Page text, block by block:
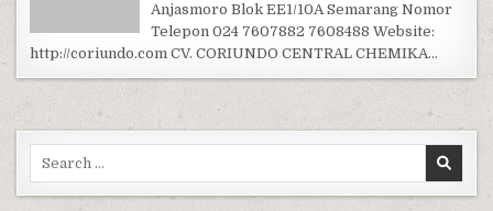
Anjasmoro Blok EE1/10A Semarang Nomor
Telepon 024 7607882 7608488 Website:
http://coriundo.com CV. CORIUNDO CENTRAL CHEMIKA…
Search for: